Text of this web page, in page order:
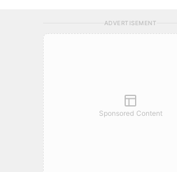
ADVERTISEMENT
Sponsored Content